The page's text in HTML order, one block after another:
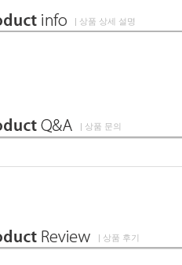
| 상품 상세 설명
| 상품 문의
| 상품 후기